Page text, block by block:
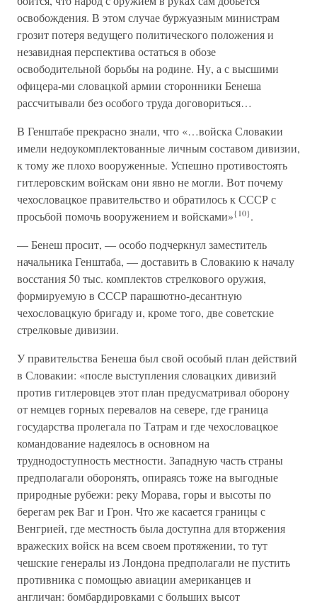
освобождения. В этом случае буржуазным министрам
грозит потеря ведущего политического положения и
незавидная перспектива остаться в обозе
освободительной борьбы на родине. Ну, а с высшими
офицера-ми словацкой армии сторонники Бенеша
рассчитывали без особого труда договориться…
В Генштабе прекрасно знали, что «…войска Словакии
имели недоукомплектованные личным составом дивизии,
к тому же плохо вооруженные. Успешно противостоять
гитлеровским войскам они явно не могли. Вот почему
чехословацкое правительство и обратилось к СССР с
просьбой помочь вооружением и войсками»{10}.
— Бенеш просит, — особо подчеркнул заместитель
начальника Генштаба, — доставить в Словакию к началу
восстания 50 тыс. комплектов стрелкового оружия,
формируемую в СССР парашютно-десантную
чехословацкую бригаду и, кроме того, две советские
стрелковые дивизии.
У правительства Бенеша был свой особый план действий
в Словакии: «после выступления словацких дивизий
против гитлеровцев этот план предусматривал оборону
от немцев горных перевалов на севере, где граница
государства пролегала по Татрам и где чехословацкое
командование надеялось в основном на
труднодоступность местности. Западную часть страны
предполагали оборонять, опираясь тоже на выгодные
природные рубежи: реку Морава, горы и высоты по
берегам рек Ваг и Грон. Что же касается границы с
Венгрией, где местность была доступна для вторжения
вражеских войск на всем своем протяжении, то тут
чешские генералы из Лондона предполагали не пустить
противника с помощью авиации американцев и
англичан: бомбардировками с больших высот